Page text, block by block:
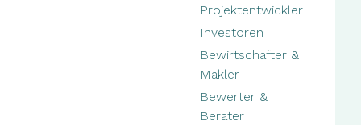
Projektentwickler
Investoren
Bewirtschafter &
Makler
Bewerter &
Berater